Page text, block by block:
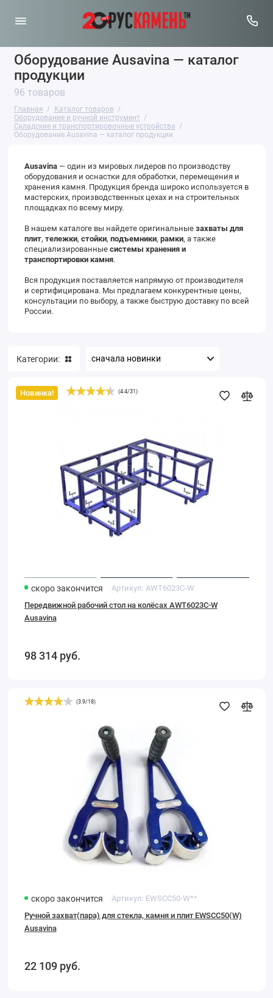
Оборудование Ausavina — каталог
продукции
96 товаров
Главная
Каталог товаров
Оборудование и ручной инструмент
Складские и транспортировочные устройства
Оборудование Ausavina — каталог продукции
Ausavina— один из мировых лидеров по производству
оборудования и оснастки для обработки, перемещения и
хранения камня. Продукция бренда широко используется в
мастерских, производственных цехах и на строительных
площадках по всему миру.
В нашем каталоге вы найдете оригинальные захваты для
плит, тележки, стойки, подъемники, рамки, а также
специализированные системы хранения и
транспортировки камня.
Вся продукция поставляется напрямую от производителя
и сертифицирована. Мы предлагаем конкурентные цены,
консультации по выбору, а также быструю доставку по всей
России.
Категории:
Передвижной
Новинка! (4.4/31 )
скоро закончится Артикул: AWT6023C-W
Передвижной рабочий стол на колёсах AWT6023C-W
Ausavina
98 314 руб.
Ручной
(3.9/18)
скоро закончится Артикул: EWSCC50-W**
Ручной захват(пара) для стекла, камня и плит EWSCC50(W)
Ausavina
22 109 руб.